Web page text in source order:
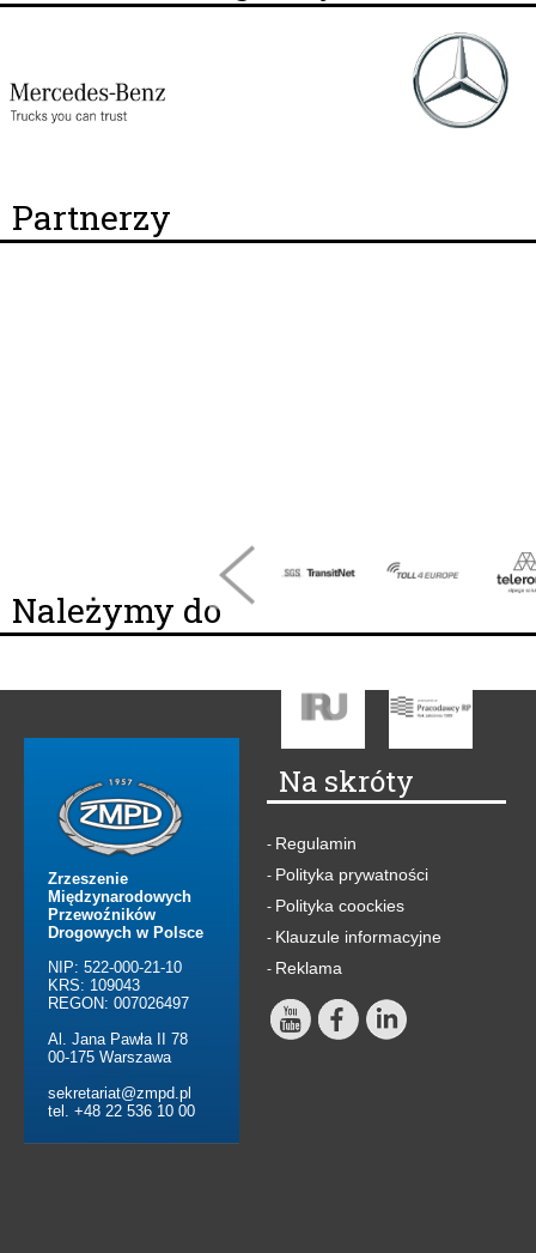
Partnerzy
Należymy do
Zrzeszenie
Międzynarodowych
Przewoźników
Drogowych w Polsce
NIP: 522-000-21-10
KRS: 109043
REGON: 007026497
Al. Jana Pawła II 78
00-175 Warszawa
sekretariat@zmpd.pl
tel. +48 22 536 10 00
Na skróty
- Regulamin
- Polityka prywatności
- Polityka coockies
- Klauzule informacyjne
- Reklama